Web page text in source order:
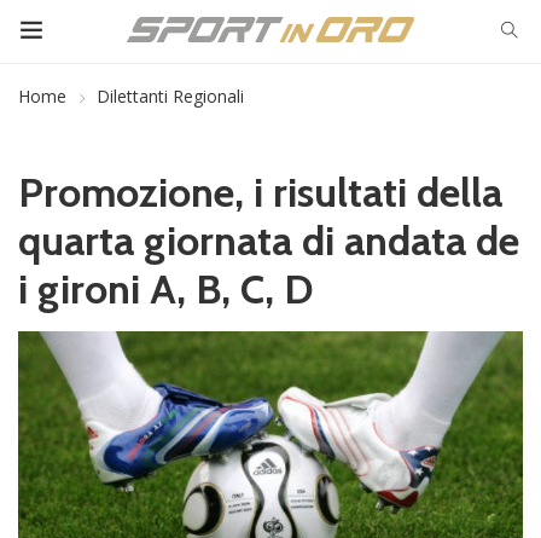
Home Dilettanti Regionali
Promozione, i risultati della
quarta giornata di andata de
i gironi A, B, C, D